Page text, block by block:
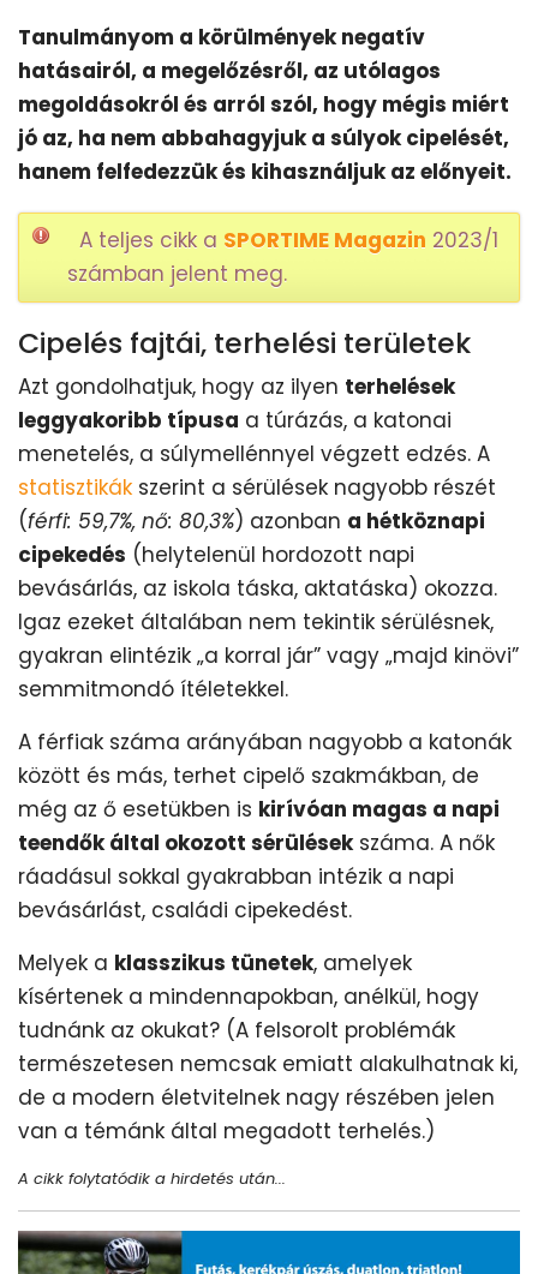
Tanulmányom a körülmények negatív
hatásairól, a megelőzésről, az utólagos
megoldásokról és arról szól, hogy mégis miért
jó az, ha nem abbahagyjuk a súlyok cipelését,
hanem felfedezzük és kihasználjuk az előnyeit.
A teljes cikk a SPORTIME Magazin 2023/1
számban jelent meg.
Cipelés fajtái, terhelési területek
Azt gondolhatjuk, hogy az ilyen terhelések
leggyakoribb típusa a túrázás, a katonai
menetelés, a súlymellénnyel végzett edzés. A
statisztikák szerint a sérülések nagyobb részét
(férfi: 59,7%, nő: 80,3%) azonban a hétköznapi
cipekedés (helytelenül hordozott napi
bevásárlás, az iskola táska, aktatáska) okozza.
Igaz ezeket általában nem tekintik sérülésnek,
gyakran elintézik „a korral jár” vagy „majd kinövi”
semmitmondó ítéletekkel.
A férfiak száma arányában nagyobb a katonák
között és más, terhet cipelő szakmákban, de
még az ő esetükben is kirívóan magas a napi
teendők által okozott sérülésekszáma. A nők
ráadásul sokkal gyakrabban intézik a napi
bevásárlást, családi cipekedést.
Melyek a klasszikus tünetek, amelyek
kísértenek a mindennapokban, anélkül, hogy
tudnánk az okukat? (A felsorolt problémák
természetesen nemcsak emiatt alakulhatnak ki,
de a modern életvitelnek nagy részében jelen
van a témánk által megadott terhelés.)
A cikk folytatódik a hirdetés után...